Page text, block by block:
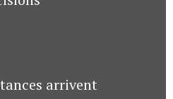
arrivent